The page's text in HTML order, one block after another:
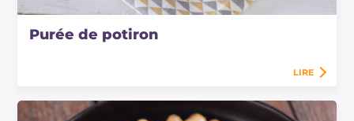
Purée de potiron
LIRE